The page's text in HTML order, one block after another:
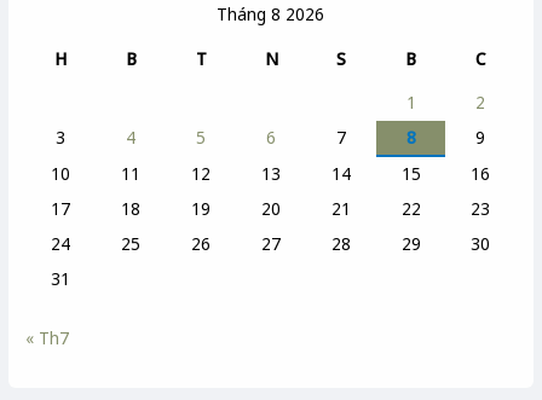
Tháng 8 2026
H
B T N S B
C
1
2
3
4 5 6 7 8
9
10
11 12 13 14 15
16
17
18 19 20 21 22
23
24
25 26 27 28 29
30
31
« Th7